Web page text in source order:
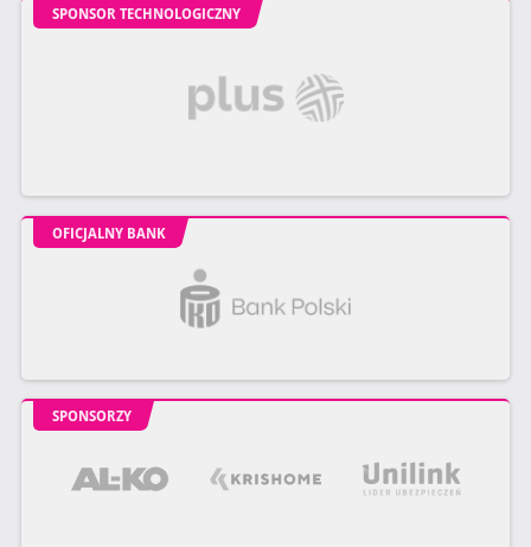
SPONSOR TECHNOLOGICZNY
OFICJALNY BANK
SPONSORZY